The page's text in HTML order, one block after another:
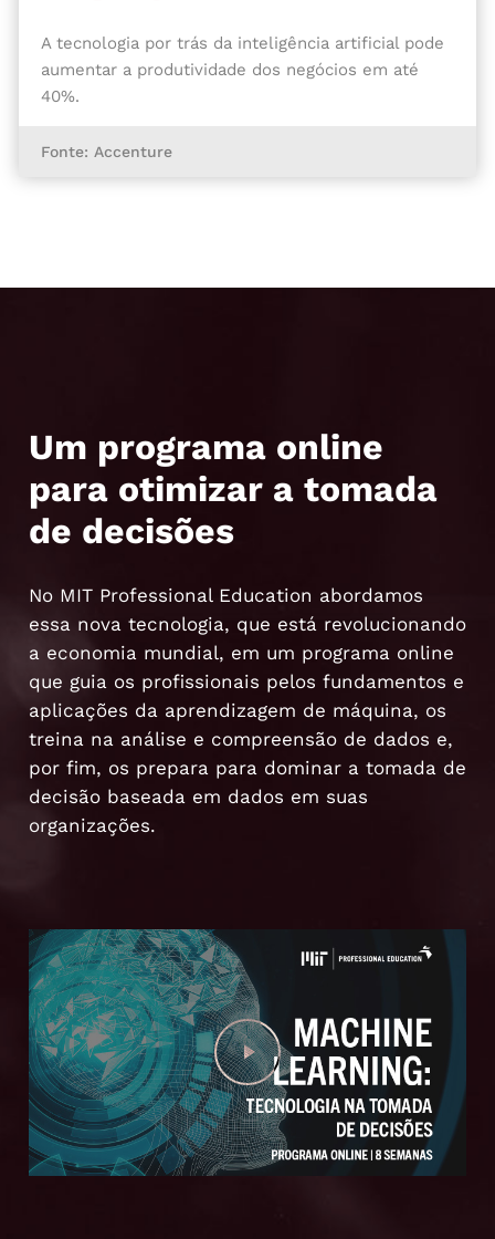
A tecnologia por trás da inteligência artificial pode
aumentar a produtividade dos negócios em até
40%.
Fonte: Accenture
Um programa online
para otimizar a tomada
de decisões
No MIT Professional Education abordamos
essa nova tecnologia, que está revolucionando
a economia mundial, em um programa online
que guia os profissionais pelos fundamentos e
aplicações da aprendizagem de máquina, os
treina na análise e compreensão de dados e,
por fim, os prepara para dominar a tomada de
decisão baseada em dados em suas
organizações.
Play Video